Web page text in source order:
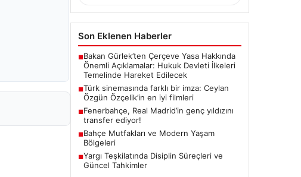
Son Eklenen Haberler
■Bakan Gürlek’ten Çerçeve Yasa Hakkında
Önemli Açıklamalar: Hukuk Devleti İlkeleri
Temelinde Hareket Edilecek
■Türk sinemasında farklı bir imza: Ceylan
Özgün Özçelik’in en iyi filmleri
■Fenerbahçe, Real Madrid’in genç yıldızını
transfer ediyor!
■Bahçe Mutfakları ve Modern Yaşam
Bölgeleri
■Yargı Teşkilatında Disiplin Süreçleri ve
Güncel Tahkimler